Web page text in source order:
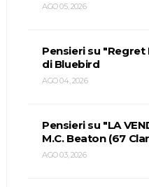
AGO 05, 2026
Pensieri su "Regret
di Bluebird
AGO 04, 2026
Pensieri su "LA
M.C. Beaton (67
AGO 03, 2026